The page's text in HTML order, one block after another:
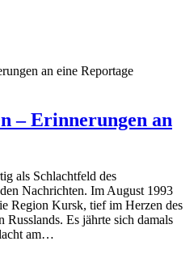
– Erinnerungen an
als Schlachtfeld des
Nachrichten. Im August 1993
Region Kursk, tief im Herzen des
Russlands. Es jährte sich damals
am…